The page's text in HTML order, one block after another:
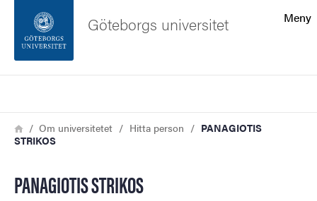
Sidfoten
Om webbplatsen
Meny
Göteborgs universitet
Länkstig
HemOm universitetet Hitta person
PANAGIOTIS
STRIKOS
PANAGIOTIS STRIKOS